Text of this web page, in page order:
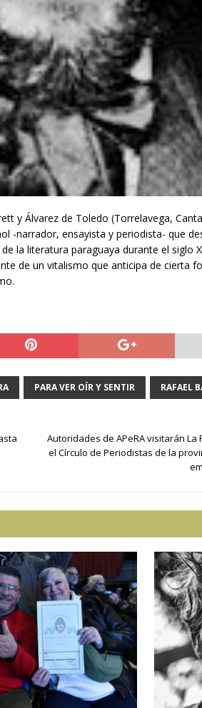
y Álvarez de Toledo (Torrelavega,
-narrador, ensayista y periodista- que
la literatura paraguaya durante el siglo
de un vitalismo que anticipa de cierta
PARA VER OÍR Y SENTIR RAFAEL
Autoridades de APeRA visitarán La
el Círculo de Periodistas de la